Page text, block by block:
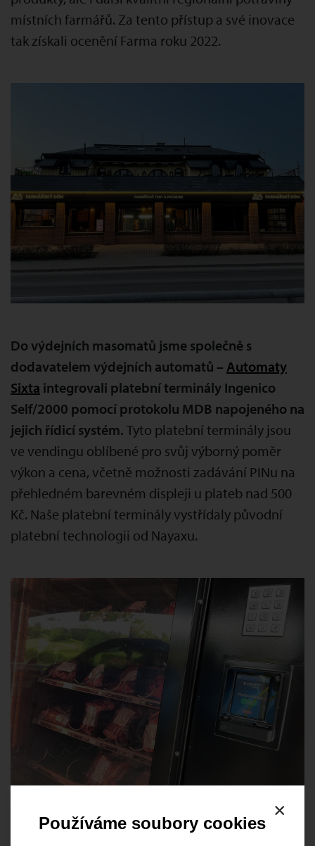
×
Používáme soubory cookies
místních farmářů. Za tento přístup a své inovace
tak získali ocenění Farma roku 2022.
Do výdejních masomatů jsme společně s
dodavatelem výdejních automatů – Automaty
Sixta integrovali platební terminály Ingenico
Self/2000 pomocí protokolu MDB napojeného na
jejich řídicí systém. Tyto platební terminály jsou
ve vendingu oblíbené pro svůj výborný poměr
výkon a cena, včetně možnosti zadávání PINu na
přehledném barevném displeji u plateb nad 500
Kč. Naše platební terminály vystřídaly původní
platební technologii od Nayaxu.